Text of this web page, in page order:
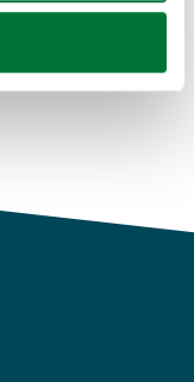
(huellas
se procesan sus
web con
y análisis